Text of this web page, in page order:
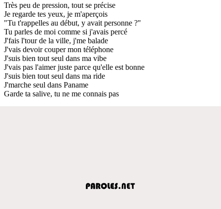
Très peu de pression, tout se précise
Je regarde tes yeux, je m'aperçois
"Tu t'rappelles au début, y avait personne ?"
Tu parles de moi comme si j'avais percé
J'fais l'tour de la ville, j'me balade
J'vais devoir couper mon téléphone
J'suis bien tout seul dans ma vibe
J'vais pas l'aimer juste parce qu'elle est bonne
J'suis bien tout seul dans ma ride
J'marche seul dans Paname
Garde ta salive, tu ne me connais pas